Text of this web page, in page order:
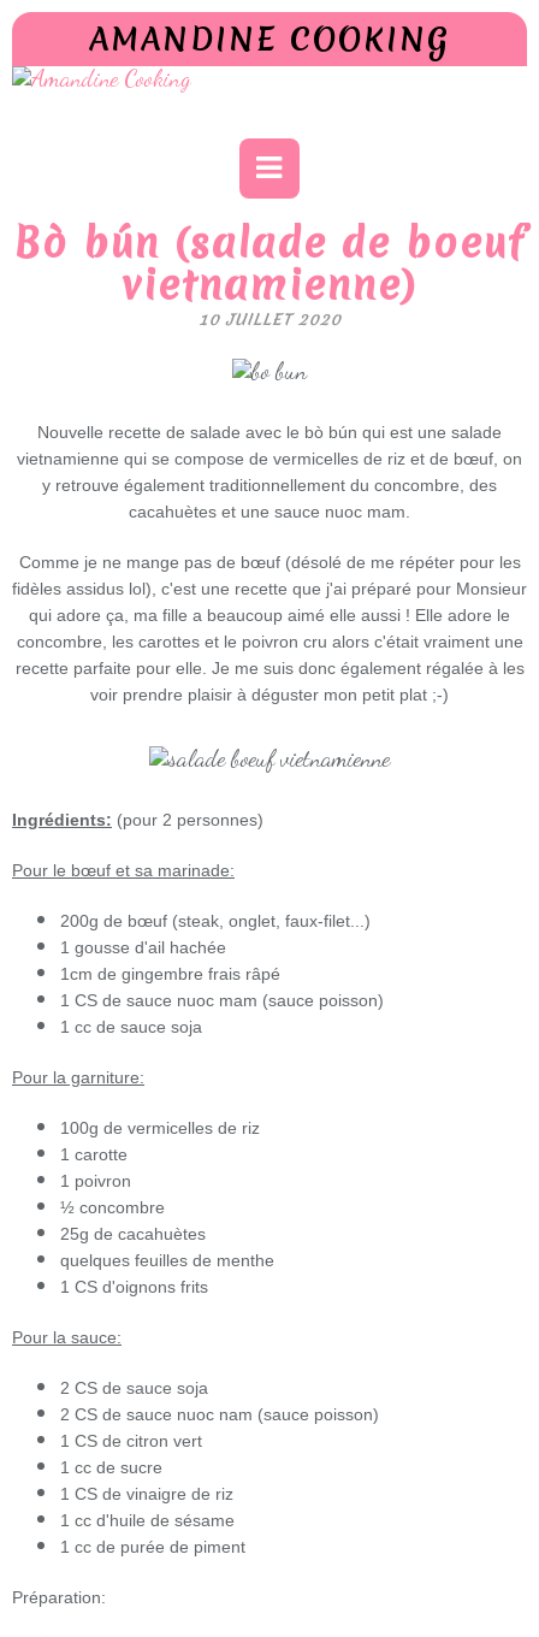
AMANDINE COOKING
Bò bún (salade de boeuf
vietnamienne)
10 JUILLET 2020
Nouvelle recette de salade avec le bò bún qui est une salade
vietnamienne qui se compose de vermicelles de riz et de bœuf, on
y retrouve également traditionnellement du concombre, des
cacahuètes et une sauce nuoc mam.
Comme je ne mange pas de bœuf (désolé de me répéter pour les
fidèles assidus lol), c'est une recette que j'ai préparé pour Monsieur
qui adore ça, ma fille a beaucoup aimé elle aussi ! Elle adore le
concombre, les carottes et le poivron cru alors c'était vraiment une
recette parfaite pour elle. Je me suis donc également régalée à les
voir prendre plaisir à déguster mon petit plat ;-)
Ingrédients: (pour 2 personnes)
Pour le bœuf et sa marinade:
200g de bœuf (steak, onglet, faux-filet...)
1 gousse d'ail hachée
1cm de gingembre frais râpé
1 CS de sauce nuoc mam (sauce poisson)
1 cc de sauce soja
Pour la garniture:
100g de vermicelles de riz
1 carotte
1 poivron
½ concombre
25g de cacahuètes
quelques feuilles de menthe
1 CS d'oignons frits
Pour la sauce:
2 CS de sauce soja
2 CS de sauce nuoc nam (sauce poisson)
1 CS de citron vert
1 cc de sucre
1 CS de vinaigre de riz
1 cc d'huile de sésame
1 cc de purée de piment
Préparation: